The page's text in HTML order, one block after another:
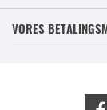
VORES